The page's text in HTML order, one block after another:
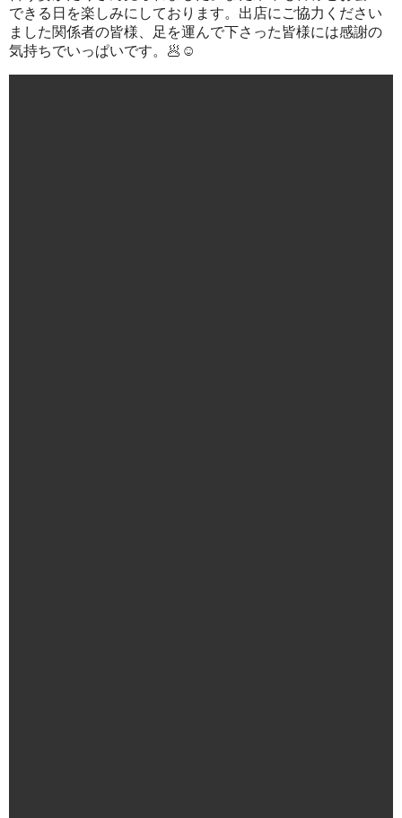
できる日を楽しみにしております。出店にご協力ください
ました関係者の皆様、足を運んで下さった皆様には感謝の
気持ちでいっぱいです。🥟☺